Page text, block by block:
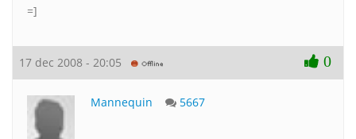
=]
17 dec 2008 - 20:05 0
Mannequin 5667